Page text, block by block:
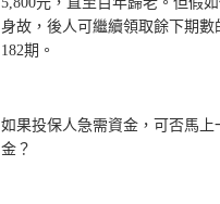
身故，後人可繼續領取餘下期數
182期。
如果投保人急需資金，可否馬上
金？